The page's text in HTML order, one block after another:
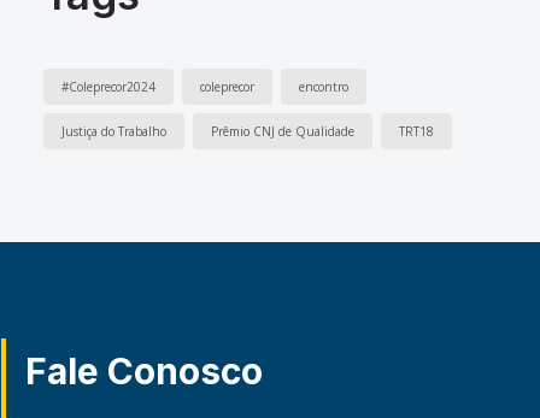
#Coleprecor2024 coleprecor encontro
Justiça do Trabalho Prêmio CNJ de Qualidade TRT18
Fale Conosco